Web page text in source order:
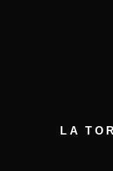
LA